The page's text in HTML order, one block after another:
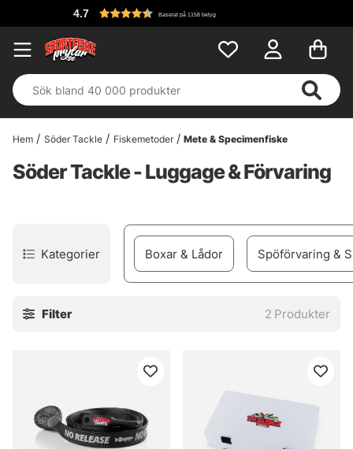
4.7 Baserat på 1158 betyg
Hem Söder Tackle Fiskemetoder Mete & Specimenfiske
Söder Tackle - Luggage & Förvaring
Kategorier Boxar & Lådor Spöförvaring &
Filter 2 Produkter